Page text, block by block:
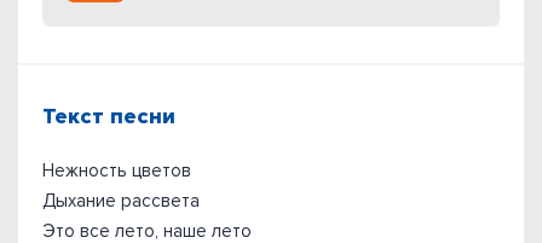
Текст песни
Нежность цветов
Дыхание рассвета
Это все лето, наше лето